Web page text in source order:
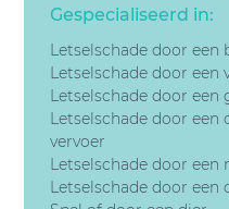
Gespecialiseerd in:
Letselschade door een
Letselschade door een
Letselschade door
Letselschade door een
vervoer
Letselschade door een
Letselschade door een